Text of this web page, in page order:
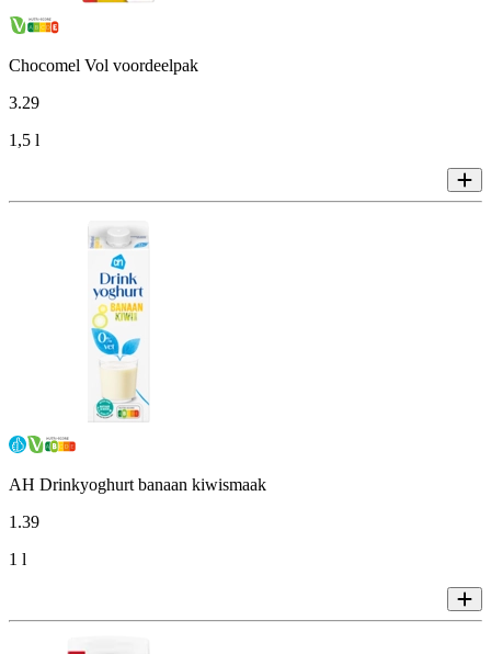
Chocomel Vol voordeelpak
3.29
1,5 l
AH Drinkyoghurt banaan kiwismaak
1.39
1 l